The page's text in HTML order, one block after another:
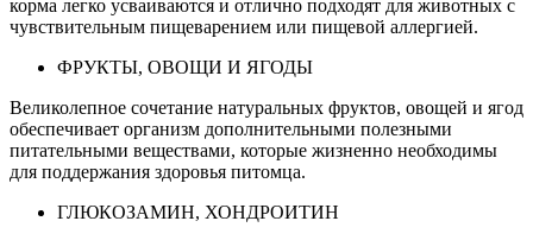
корма легко усваиваются и отлично подходят для животных с
чувствительным пищеварением или пищевой аллергией.
ФРУКТЫ, ОВОЩИ И ЯГОДЫ
Великолепное сочетание натуральных фруктов, овощей и ягод
обеспечивает организм дополнительными полезными
питательными веществами, которые жизненно необходимы
для поддержания здоровья питомца.
ГЛЮКОЗАМИН, ХОНДРОИТИН